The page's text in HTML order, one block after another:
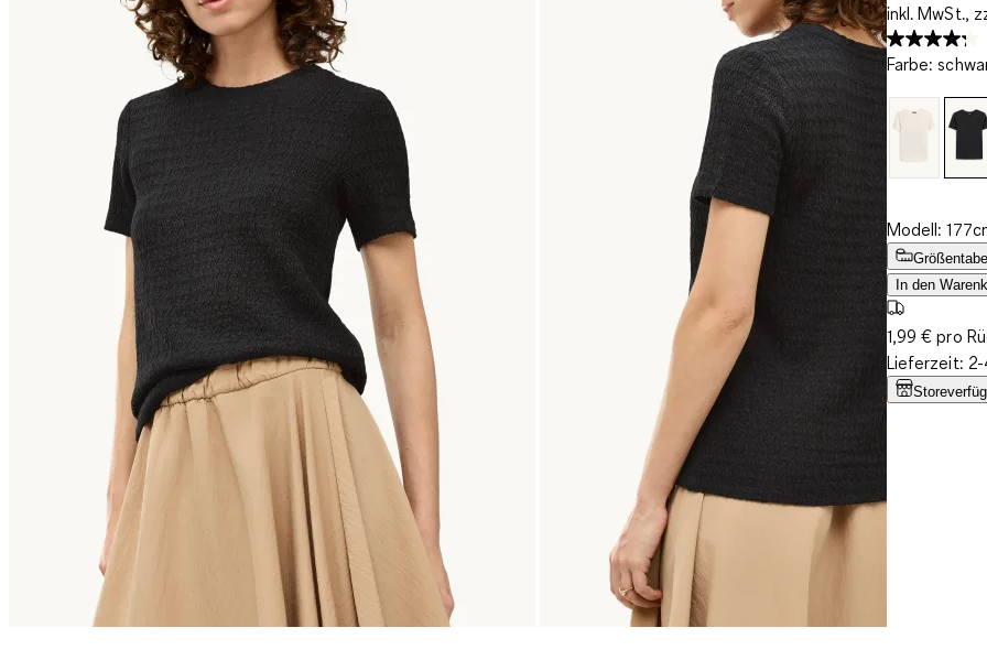
inkl. MwSt.,
Farbe:
Modell:
In den
1,99 € pro
Lieferzeit: